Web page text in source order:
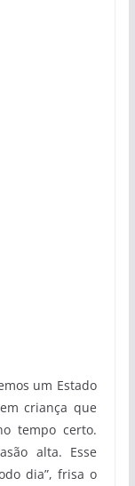
um Estado
criança que
tempo certo.
alta. Esse
dia”, frisa o